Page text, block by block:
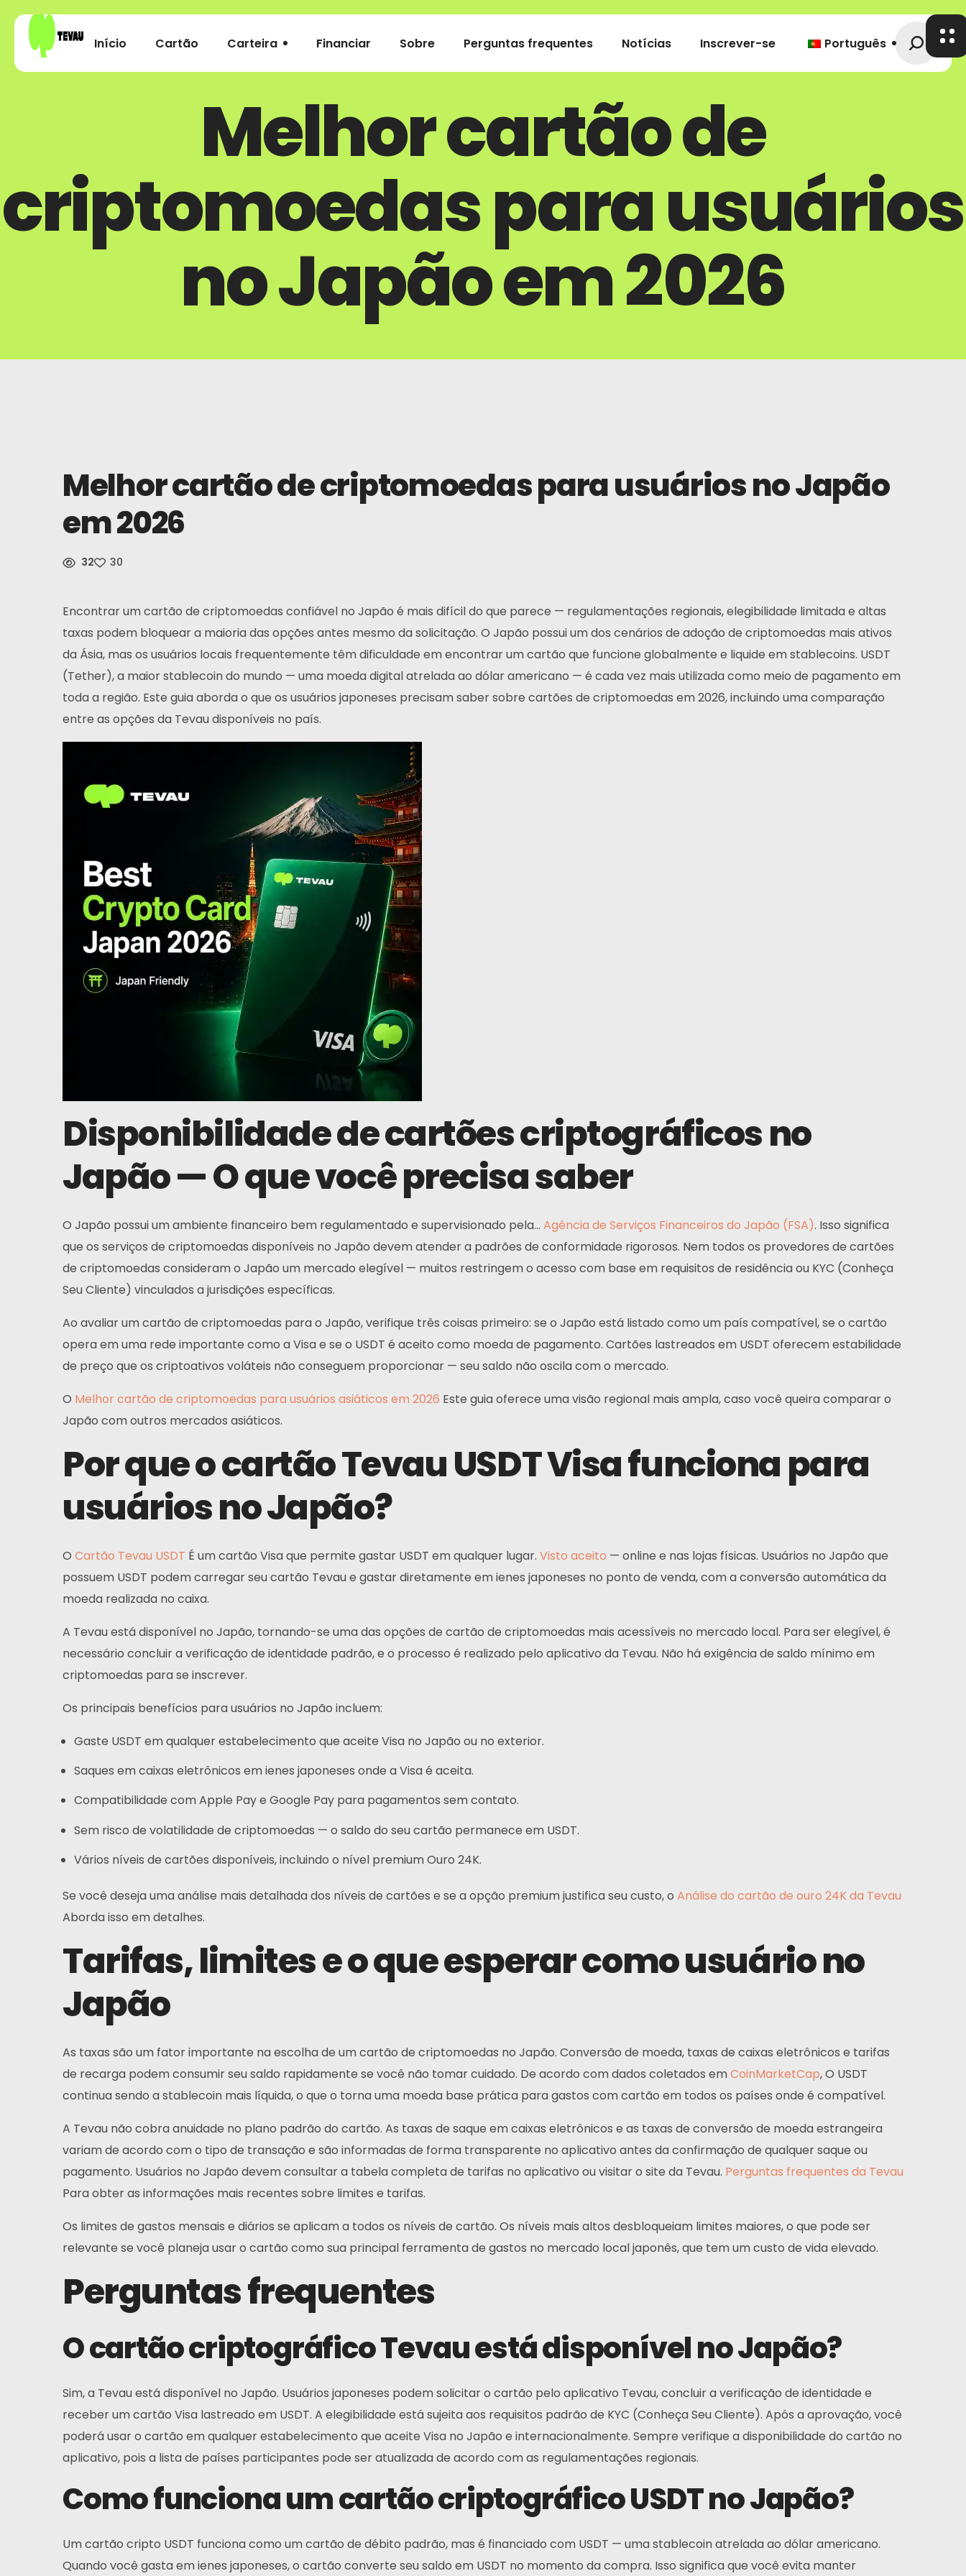
Início Cartão Carteira Financiar Sobre Perguntas frequentes Notícias Inscrever-se Português
Início
Cartão
Carteira
Sobre
Notícias
Português
Endereço:
Telefone:
+6011 5888 4061
Telegrama
Nossa experiência, assim como nossa paixão por
web design, nos diferencia de outras agências.
Melhor cartão de
criptomoedas para usuários
no Japão em 2026
Melhor cartão de criptomoedas para usuários no Japão
em 2026
32 30
Encontrar um cartão de criptomoedas confiável no Japão é mais difícil do que parece — regulamentações regionais, elegibilidade limitada e altas
taxas podem bloquear a maioria das opções antes mesmo da solicitação. O Japão possui um dos cenários de adoção de criptomoedas mais ativos
da Ásia, mas os usuários locais frequentemente têm dificuldade em encontrar um cartão que funcione globalmente e liquide em stablecoins. USDT
(Tether), a maior stablecoin do mundo — uma moeda digital atrelada ao dólar americano — é cada vez mais utilizada como meio de pagamento em
toda a região. Este guia aborda o que os usuários japoneses precisam saber sobre cartões de criptomoedas em 2026, incluindo uma comparação
entre as opções da Tevau disponíveis no país.
Disponibilidade de cartões criptográficos no
Japão — O que você precisa saber
O Japão possui um ambiente financeiro bem regulamentado e supervisionado pela... Agência de Serviços Financeiros do Japão (FSA). Isso significa
que os serviços de criptomoedas disponíveis no Japão devem atender a padrões de conformidade rigorosos. Nem todos os provedores de cartões
de criptomoedas consideram o Japão um mercado elegível — muitos restringem o acesso com base em requisitos de residência ou KYC (Conheça
Seu Cliente) vinculados a jurisdições específicas.
Ao avaliar um cartão de criptomoedas para o Japão, verifique três coisas primeiro: se o Japão está listado como um país compatível, se o cartão
opera em uma rede importante como a Visa e se o USDT é aceito como moeda de pagamento. Cartões lastreados em USDT oferecem estabilidade
de preço que os criptoativos voláteis não conseguem proporcionar — seu saldo não oscila com o mercado.
O Melhor cartão de criptomoedas para usuários asiáticos em 2026 Este guia oferece uma visão regional mais ampla, caso você queira comparar o
Japão com outros mercados asiáticos.
Por que o cartão Tevau USDT Visa funciona para
usuários no Japão?
O Cartão Tevau USDT É um cartão Visa que permite gastar USDT em qualquer lugar. Visto aceito — online e nas lojas físicas. Usuários no Japão que
possuem USDT podem carregar seu cartão Tevau e gastar diretamente em ienes japoneses no ponto de venda, com a conversão automática da
moeda realizada no caixa.
A Tevau está disponível no Japão, tornando-se uma das opções de cartão de criptomoedas mais acessíveis no mercado local. Para ser elegível, é
necessário concluir a verificação de identidade padrão, e o processo é realizado pelo aplicativo da Tevau. Não há exigência de saldo mínimo em
criptomoedas para se inscrever.
Os principais benefícios para usuários no Japão incluem:
Gaste USDT em qualquer estabelecimento que aceite Visa no Japão ou no exterior.
Saques em caixas eletrônicos em ienes japoneses onde a Visa é aceita.
Compatibilidade com Apple Pay e Google Pay para pagamentos sem contato.
Sem risco de volatilidade de criptomoedas — o saldo do seu cartão permanece em USDT.
Vários níveis de cartões disponíveis, incluindo o nível premium Ouro 24K.
Se você deseja uma análise mais detalhada dos níveis de cartões e se a opção premium justifica seu custo, o Análise do cartão de ouro 24K da Tevau
Aborda isso em detalhes.
Tarifas, limites e o que esperar como usuário no
Japão
As taxas são um fator importante na escolha de um cartão de criptomoedas no Japão. Conversão de moeda, taxas de caixas eletrônicos e tarifas
de recarga podem consumir seu saldo rapidamente se você não tomar cuidado. De acordo com dados coletados emCoinMarketCap, O USDT
continua sendo a stablecoin mais líquida, o que o torna uma moeda base prática para gastos com cartão em todos os países onde é compatível.
A Tevau não cobra anuidade no plano padrão do cartão. As taxas de saque em caixas eletrônicos e as taxas de conversão de moeda estrangeira
variam de acordo com o tipo de transação e são informadas de forma transparente no aplicativo antes da confirmação de qualquer saque ou
pagamento. Usuários no Japão devem consultar a tabela completa de tarifas no aplicativo ou visitar o site da Tevau. Perguntas frequentes da Tevau
Para obter as informações mais recentes sobre limites e tarifas.
Os limites de gastos mensais e diários se aplicam a todos os níveis de cartão. Os níveis mais altos desbloqueiam limites maiores, o que pode ser
relevante se você planeja usar o cartão como sua principal ferramenta de gastos no mercado local japonês, que tem um custo de vida elevado.
Perguntas frequentes
O cartão criptográfico Tevau está disponível no Japão?
Sim, a Tevau está disponível no Japão. Usuários japoneses podem solicitar o cartão pelo aplicativo Tevau, concluir a verificação de identidade e
receber um cartão Visa lastreado em USDT. A elegibilidade está sujeita aos requisitos padrão de KYC (Conheça Seu Cliente). Após a aprovação, você
poderá usar o cartão em qualquer estabelecimento que aceite Visa no Japão e internacionalmente. Sempre verifique a disponibilidade do cartão no
aplicativo, pois a lista de países participantes pode ser atualizada de acordo com as regulamentações regionais.
Como funciona um cartão criptográfico USDT no Japão?
Um cartão cripto USDT funciona como um cartão de débito padrão, mas é financiado com USDT — uma stablecoin atrelada ao dólar americano.
Quando você gasta em ienes japoneses, o cartão converte seu saldo em USDT no momento da compra. Isso significa que você evita manter